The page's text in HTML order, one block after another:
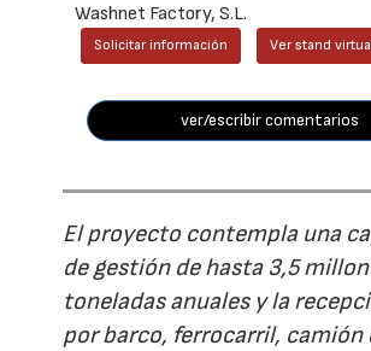
Washnet Factory, S.L.
Solicitar información Ver stand
ver/escribir comentarios
El proyecto contempla una
de gestión de hasta 3,5
toneladas anuales y la
por barco, ferrocarril, camión